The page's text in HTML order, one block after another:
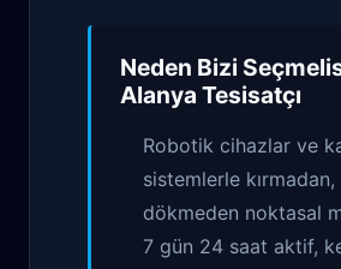
Neden Bizi
Alanya Tesisatçı
Robotik cihazlar ve
sistemlerle kırmadan,
dökmeden noktasal
7 gün 24 saat aktif,